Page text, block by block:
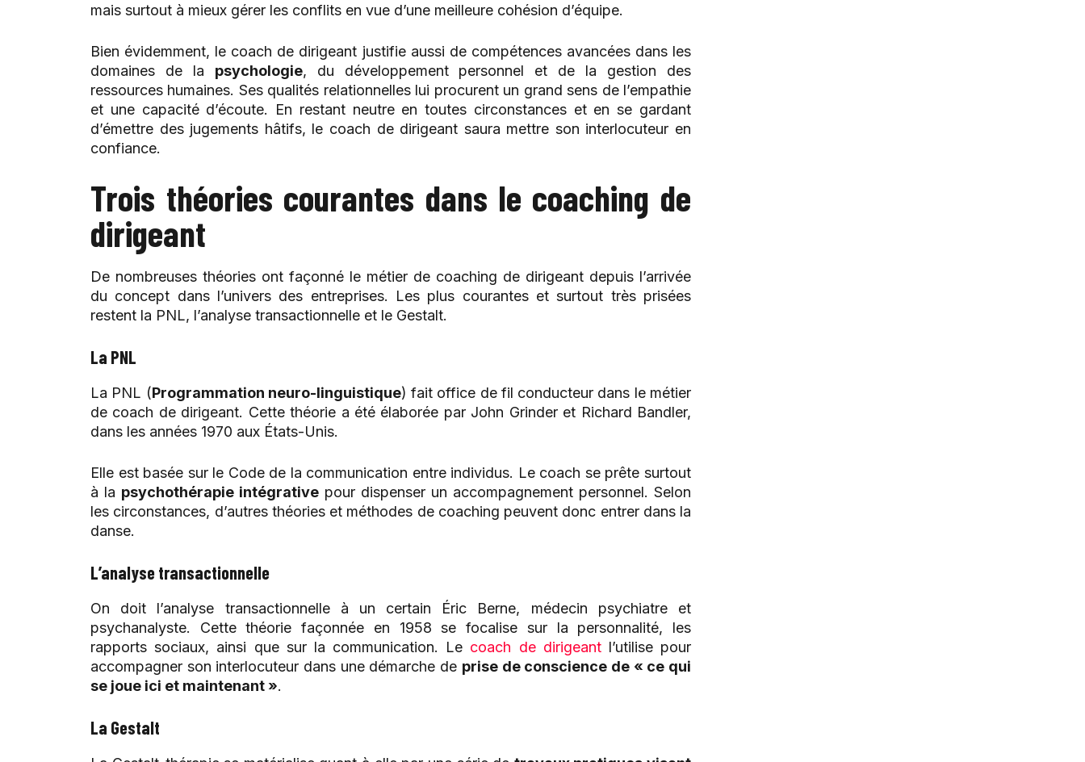
mais surtout à mieux gérer les conflits en vue d’une meilleure cohésion d’équipe.
Bien évidemment, le coach de dirigeant justifie aussi de compétences avancées dans les
domaines de la psychologie, du développement personnel et de la gestion des
ressources humaines. Ses qualités relationnelles lui procurent un grand sens de l’empathie
et une capacité d’écoute. En restant neutre en toutes circonstances et en se gardant
d’émettre des jugements hâtifs, le coach de dirigeant saura mettre son interlocuteur en
confiance.
Trois théories courantes dans le coaching de
dirigeant
De nombreuses théories ont façonné le métier de coaching de dirigeant depuis l’arrivée
du concept dans l’univers des entreprises. Les plus courantes et surtout très prisées
restent la PNL, l’analyse transactionnelle et le Gestalt.
La PNL
La PNL (Programmation neuro-linguistique) fait office de fil conducteur dans le métier
de coach de dirigeant. Cette théorie a été élaborée par John Grinder et Richard Bandler,
dans les années 1970 aux États-Unis.
Elle est basée sur le Code de la communication entre individus. Le coach se prête surtout
à la psychothérapie intégrative pour dispenser un accompagnement personnel. Selon
les circonstances, d’autres théories et méthodes de coaching peuvent donc entrer dans la
danse.
L’analyse transactionnelle
On doit l’analyse transactionnelle à un certain Éric Berne, médecin psychiatre et
psychanalyste. Cette théorie façonnée en 1958 se focalise sur la personnalité, les
rapports sociaux, ainsi que sur la communication. Le coach de dirigeantl’utilise pour
accompagner son interlocuteur dans une démarche de prise de conscience de « ce qui
se joue ici et maintenant ».
La Gestalt